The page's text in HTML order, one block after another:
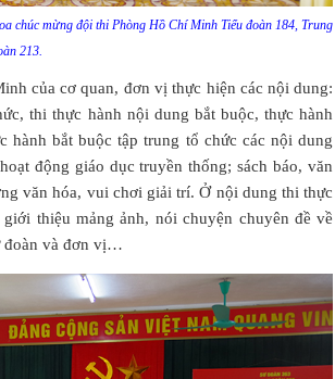
chúc mừng đội thi Phòng Hồ Chí Minh Tiểu đoàn 184, Trung
213.
của cơ quan, đơn vị thực hiện các nội dung:
thi thực hành nội dung bắt buộc, thực hành
bắt buộc tập trung tổ chức các nội dung
động giáo dục truyền thống; sách báo, văn
văn hóa, vui chơi giải trí. Ở nội dung thi thực
thiệu mảng ảnh, nói chuyện chuyên đề về
đoàn và đơn vị…